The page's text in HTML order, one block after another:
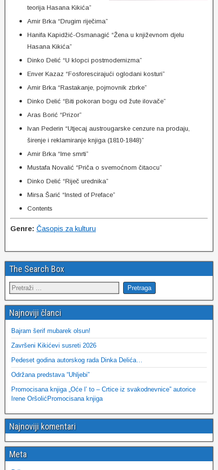
teorija Hasana Kikića”
Amir Brka “Drugim riječima”
Hanifa Kapidžić-Osmanagić “Žena u književnom djelu
Hasana Kikića”
Dinko Delić “U klopci postmodernizma”
Enver Kazaz “Fosforescirajući oglodani kosturi”
Amir Brka “Rastakanje, pojmovnik zbrke”
Dinko Delić “Biti pokoran bogu od žute ilovače”
Aras Borić “Prizor”
Ivan Pederin “Utjecaj austrougarske cenzure na prodaju,
širenje i reklamiranje knjiga (1810-1848)”
Amir Brka “Ime smrti”
Mustafa Novalić “Priča o svemoćnom čitaocu”
Dinko Delić “Riječ urednika”
Mirsa Šarić “Insted of Preface”
Contents
Genre: Časopis za kulturu
The Search Box
Najnoviji članci
Bajram šerif mubarek olsun!
Završeni Kikićevi susreti 2026
Pedeset godina autorskog rada Dinka Delića…
Održana predstava “Uhljebi”
Promocisana knjiga „Oće l’ to – Crtice iz svakodnevnice” autorice
Irene OršolićPromocisana knjiga
Najnoviji komentari
Meta